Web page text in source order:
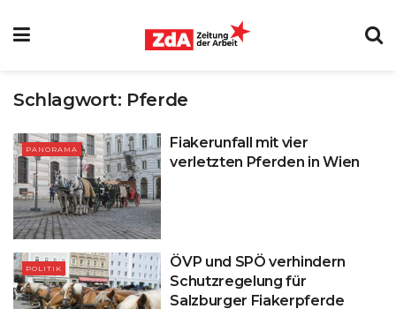
Schlagwort: Pferde
PANORAMA
Fiakerunfall mit vier
verletzten Pferden in Wien
POLITIK
ÖVP und SPÖ verhindern
Schutzregelung für
Salzburger Fiakerpferde